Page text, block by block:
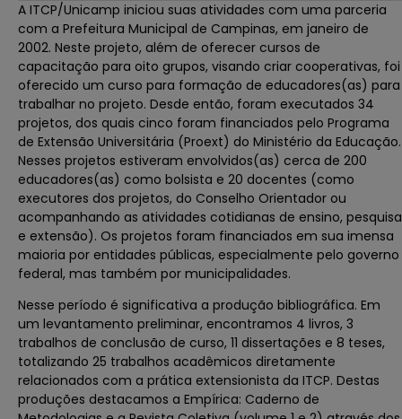
A ITCP/Unicamp iniciou suas atividades com uma parceria
com a Prefeitura Municipal de Campinas, em janeiro de
2002. Neste projeto, além de oferecer cursos de
capacitação para oito grupos, visando criar cooperativas, foi
oferecido um curso para formação de educadores(as) para
trabalhar no projeto. Desde então, foram executados 34
projetos, dos quais cinco foram financiados pelo Programa
de Extensão Universitária (Proext) do Ministério da Educação.
Nesses projetos estiveram envolvidos(as) cerca de 200
educadores(as) como bolsista e 20 docentes (como
executores dos projetos, do Conselho Orientador ou
acompanhando as atividades cotidianas de ensino, pesquisa
e extensão). Os projetos foram financiados em sua imensa
maioria por entidades públicas, especialmente pelo governo
federal, mas também por municipalidades.
Nesse período é significativa a produção bibliográfica. Em
um levantamento preliminar, encontramos 4 livros, 3
trabalhos de conclusão de curso, 11 dissertações e 8 teses,
totalizando 25 trabalhos acadêmicos diretamente
relacionados com a prática extensionista da ITCP. Destas
produções destacamos a Empírica: Caderno de